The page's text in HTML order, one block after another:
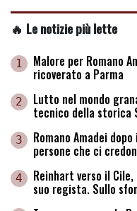
🔥 Le notizie più lette
1 Malore per Romano
ricoverato a Parma
2 Lutto nel mondo
tecnico della storica
3 Romano Amadei
persone che ci
4 Reinhart verso il
suo regista. Sullo